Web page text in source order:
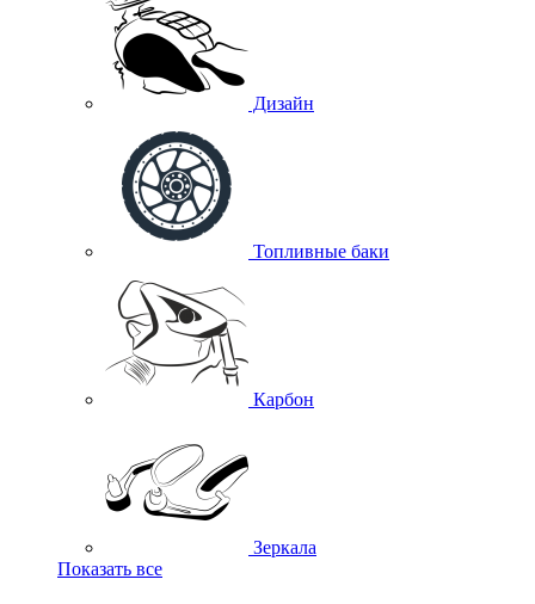
Дизайн
Топливные баки
Карбон
Зеркала
Показать все